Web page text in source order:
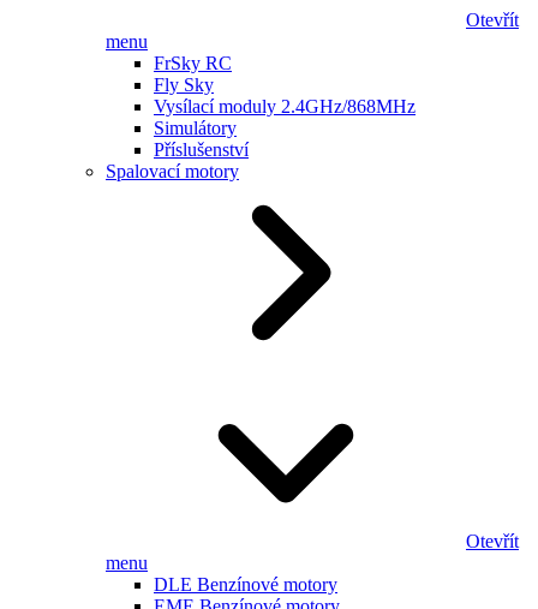
Otevřít
menu
FrSky RC
Fly Sky
Vysílací moduly 2.4GHz/868MHz
Simulátory
Příslušenství
Spalovací motory
Otevřít
menu
DLE Benzínové motory